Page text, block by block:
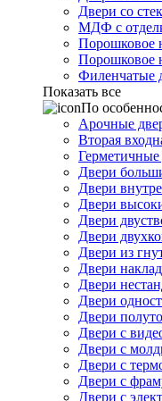
Двери со
МДФ с
Порошковое
Порошковое
Филенчатые
Показать все
По
Арочные
Вторая
Герметичные
Двери
Двери
Двери
Двери
Двери
Двери из
Двери
Двери
Двери
Двери
Двери с
Двери с
Двери с
Двери с
Двери с